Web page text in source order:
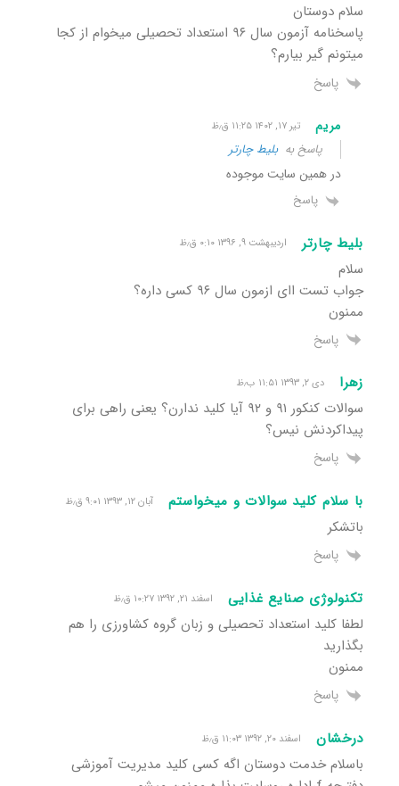
سلام دوستان
پاسخنامه آزمون سال ۹۶ استعداد تحصیلی میخوام از کجا
میتونم گیر بیارم؟
پاسخ
مریم تیر ۱۷, ۱۴۰۲ ۱۱:۲۵ ق٫ظ
پاسخ بهبلیط چارتر
در همین سایت موجوده
پاسخ
بلیط چارتر اردیبهشت ۹, ۱۳۹۶ ۰:۱۰ ق٫ظ
سلام
جواب تست اای ازمون سال ۹۶ کسی داره؟
ممنون
پاسخ
زهرا دی ۲, ۱۳۹۳ ۱۱:۵۱ ب٫ظ
سوالات کنکور ۹۱ و ۹۲ آیا کلید ندارن؟ یعنی راهی برای
پیداکردنش نیس؟
پاسخ
با سلام کلید سوالات و میخواستم آبان ۱۲, ۱۳۹۳ ۹:۰۱ ق٫ظ
باتشکر
پاسخ
تکنولوژی صنایع غذایی اسفند ۲۱, ۱۳۹۲ ۱۰:۲۷ ق٫ظ
لطفا کلید استعداد تحصیلی و زبان گروه کشاورزی را هم
بگذارید
ممنون
پاسخ
درخشان اسفند ۲۰, ۱۳۹۲ ۱۱:۰۳ ق٫ظ
باسلام خدمت دوستان اگه کسی کلید مدیریت آموزشی